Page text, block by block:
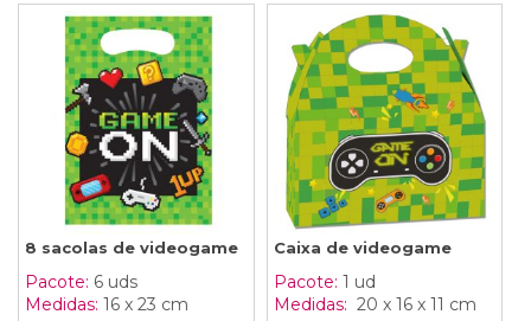
8 sacolas de videogame
Pacote: 6 uds
Medidas: 16 x 23 cm
Caixa de videogame
Pacote: 1 ud
Medidas: 20 x 16 x 11 cm